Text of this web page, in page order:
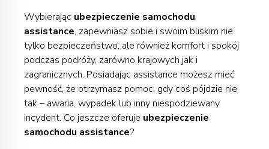
Wybierając ubezpieczenie samochodu
assistance, zapewniasz sobie i swoim bliskim nie
tylko bezpieczeństwo, ale również komfort i spokój
podczas podróży, zarówno krajowych jak i
zagranicznych. Posiadając assistance możesz mieć
pewność, że otrzymasz pomoc, gdy coś pójdzie nie
tak – awaria, wypadek lub inny niespodziewany
incydent. Co jeszcze oferuje ubezpieczenie
samochodu assistance?